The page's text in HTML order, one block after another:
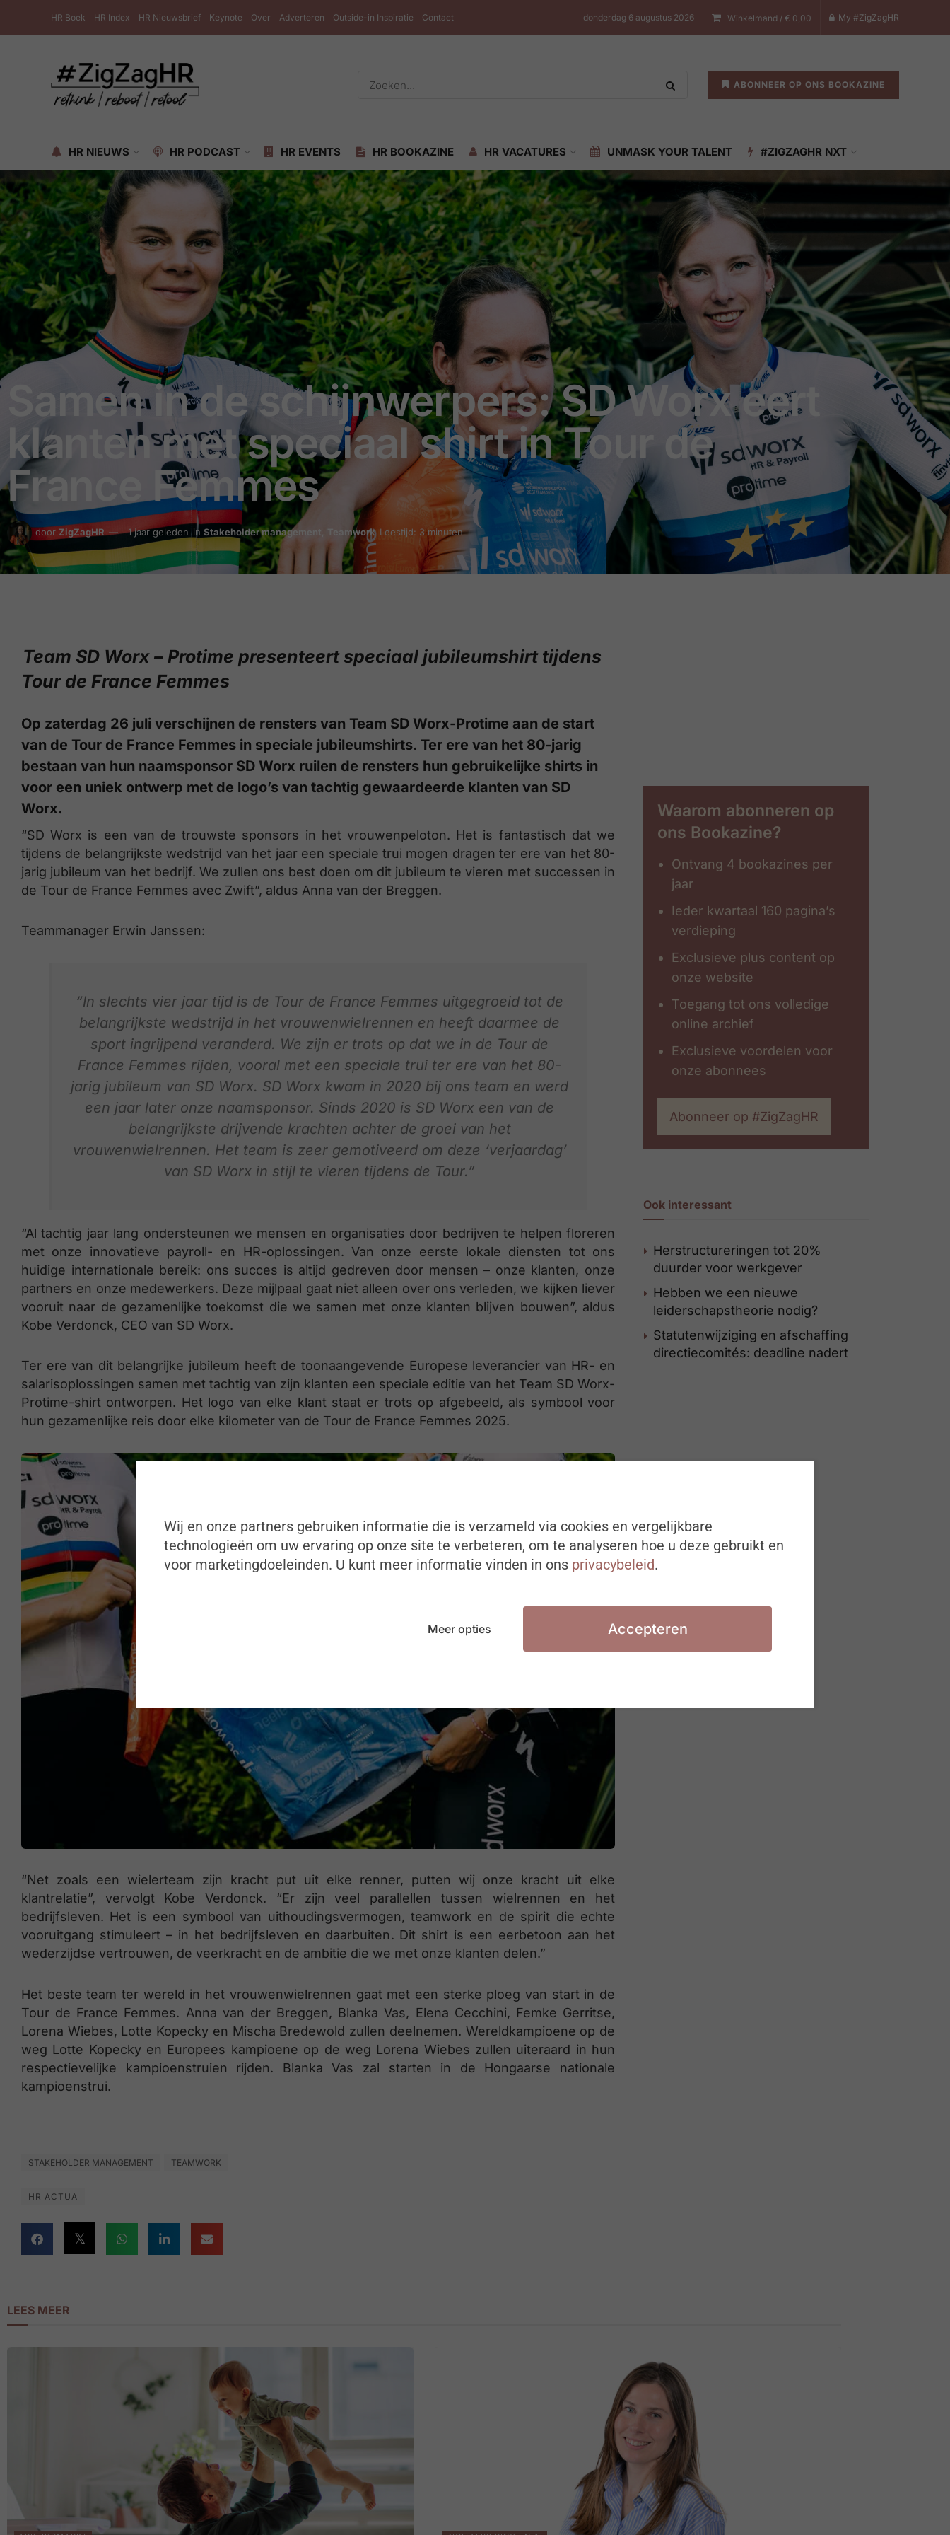
HR Boek HR Index HR Nieuwsbrief Keynote Over Adverteren Outside-in Inspiratie Contact donderdag 6 augustus 2026 Winkelmand / € 0,00 My #ZigZagHR
ABONNEER OP ONS BOOKAZINE
HR NIEUWS HR PODCAST HR EVENTS HR BOOKAZINE HR VACATURES UNMASK YOUR TALENT #ZIGZAGHR NXT
Samen in de schijnwerpers: SD Worx eert
klanten met speciaal shirt in Tour de
France Femmes
door ZigZagHR 1 jaar geleden in Stakeholder management Teamwork Leestijd: 3 minuten
Team SD Worx – Protime presenteert speciaal jubileumshirt tijdens
Tour de France Femmes
Op zaterdag 26 juli verschijnen de rensters van Team SD Worx-Protime aan de start
van de Tour de France Femmes in speciale jubileumshirts. Ter ere van het 80-jarig
bestaan van hun naamsponsor SD Worx ruilen de rensters hun gebruikelijke shirts in
voor een uniek ontwerp met de logo’s van tachtig gewaardeerde klanten van SD
Worx.
“SD Worx is een van de trouwste sponsors in het vrouwenpeloton. Het is fantastisch dat we
tijdens de belangrijkste wedstrijd van het jaar een speciale trui mogen dragen ter ere van het 80-
jarig jubileum van het bedrijf. We zullen ons best doen om dit jubileum te vieren met successen in
de Tour de France Femmes avec Zwift”, aldus Anna van der Breggen.
Teammanager Erwin Janssen:
“In slechts vier jaar tijd is de Tour de France Femmes uitgegroeid tot de
belangrijkste wedstrijd in het vrouwenwielrennen en heeft daarmee de
sport ingrijpend veranderd. We zijn er trots op dat we in de Tour de
France Femmes rijden, vooral met een speciale trui ter ere van het 80-
jarig jubileum van SD Worx. SD Worx kwam in 2020 bij ons team en werd
een jaar later onze naamsponsor. Sinds 2020 is SD Worx een van de
belangrijkste drijvende krachten achter de groei van het
vrouwenwielrennen. Het team is zeer gemotiveerd om deze ‘verjaardag’
van SD Worx in stijl te vieren tijdens de Tour.”
“Al tachtig jaar lang ondersteunen we mensen en organisaties door bedrijven te helpen floreren
met onze innovatieve payroll- en HR-oplossingen. Van onze eerste lokale diensten tot ons
huidige internationale bereik: ons succes is altijd gedreven door mensen – onze klanten, onze
partners en onze medewerkers. Deze mijlpaal gaat niet alleen over ons verleden, we kijken liever
vooruit naar de gezamenlijke toekomst die we samen met onze klanten blijven bouwen”, aldus
Kobe Verdonck, CEO van SD Worx.
Ter ere van dit belangrijke jubileum heeft de toonaangevende Europese leverancier van HR- en
salarisoplossingen samen met tachtig van zijn klanten een speciale editie van het Team SD Worx-
Protime-shirt ontworpen. Het logo van elke klant staat er trots op afgebeeld, als symbool voor
hun gezamenlijke reis door elke kilometer van de Tour de France Femmes 2025.
“Net zoals een wielerteam zijn kracht put uit elke renner, putten wij onze kracht uit elke
klantrelatie”, vervolgt Kobe Verdonck. “Er zijn veel parallellen tussen wielrennen en het
bedrijfsleven. Het is een symbool van uithoudingsvermogen, teamwork en de spirit die echte
vooruitgang stimuleert – in het bedrijfsleven en daarbuiten. Dit shirt is een eerbetoon aan het
wederzijdse vertrouwen, de veerkracht en de ambitie die we met onze klanten delen.”
Het beste team ter wereld in het vrouwenwielrennen gaat met een sterke ploeg van start in de
Tour de France Femmes. Anna van der Breggen, Blanka Vas, Elena Cecchini, Femke Gerritse,
Lorena Wiebes, Lotte Kopecky en Mischa Bredewold zullen deelnemen. Wereldkampioene op de
weg Lotte Kopecky en Europees kampioene op de weg Lorena Wiebes zullen uiteraard in hun
respectievelijke kampioenstruien rijden. Blanka Vas zal starten in de Hongaarse nationale
kampioenstrui.
STAKEHOLDER MANAGEMENT TEAMWORK
HR ACTUA
Waarom abonneren op
ons Bookazine?
Ontvang 4 bookazines per
jaar
Ieder kwartaal 160 pagina’s
verdieping
Exclusieve plus content op
onze website
Toegang tot ons volledige
online archief
Exclusieve voordelen voor
onze abonnees
Abonneer op #ZigZagHR
Ook interessant
Herstructureringen tot 20%
duurder voor werkgever
Hebben we een nieuwe
leiderschapstheorie nodig?
Statutenwijziging en afschaffing
directiecomités: deadline nadert
LEES MEER
Wij en onze partners gebruiken informatie die is verzameld via cookies en vergelijkbare
technologieën om uw ervaring op onze site te verbeteren, om te analyseren hoe u deze gebruikt en
voor marketingdoeleinden. U kunt meer informatie vinden in ons privacybeleid.
Meer opties Accepteren